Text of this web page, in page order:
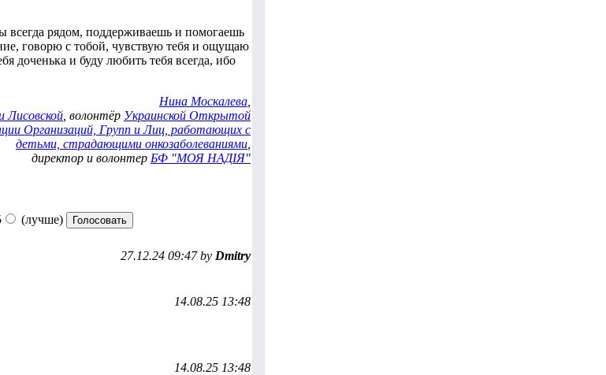
всегда рядом, поддерживаешь и помогаешь
говорю с тобой, чувствую тебя и ощущаю
и буду любить тебя всегда, ибо
Нина Москалева
, волонтёр Украинской Открытой
Организаций, Групп и Лиц, работающих с
детьми, страдающими онкозаболеваниями
директор и волонтер БФ "МОЯ НАДIЯ"
(лучше)
27.12.24 09:47 by Dmitry
14.08.25 13:48
14.08.25 13:48